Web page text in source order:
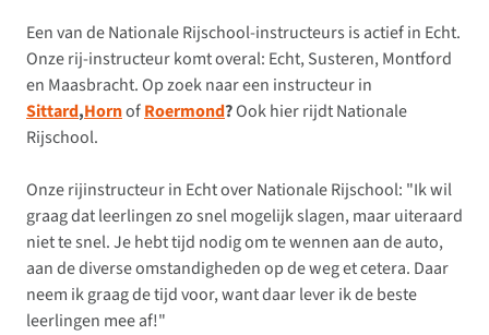
Een van de Nationale Rijschool-instructeurs is actief in Echt.
Onze rij-instructeur komt overal: Echt, Susteren, Montford
en Maasbracht. Op zoek naar een instructeur in
Sittard,HornofRoermond?Ook hier rijdt Nationale
Rijschool.
Onze rijinstructeur in Echt over Nationale Rijschool: "Ik wil
graag dat leerlingen zo snel mogelijk slagen, maar uiteraard
niet te snel. Je hebt tijd nodig om te wennen aan de auto,
aan de diverse omstandigheden op de weg et cetera. Daar
neem ik graag de tijd voor, want daar lever ik de beste
leerlingen mee af!"